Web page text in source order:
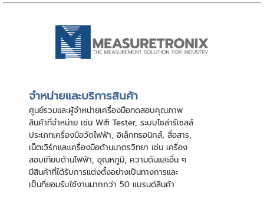
จําหน่ายและบริการสินค้า
ศูนย์รวมและผู้จําหน่ายเครื่องมือทดสอบคุณภาพ
สินค้าที่จําหน่าย เช่น Wifi Tester, ระบบโซล่าร์เซลล์
ประเภทเครื่องมือวัดไฟฟ้า, อิเล็กทรอนิกส์, สื่อสาร,
เน็ตเวิร์กและเครื่องมือด้านมาตรวิทยา เช่น เครื่อง
สอบเทียบด้านไฟฟ้า, อุณหภูมิ, ความดันและอื่น ๆ
มีสินค้าที่ได้รับการแต่งตั้งอย่างเป็นทางการและ
เป็นที่ยอมรับใช้งานมากกว่า 50 แบรนด์สินค้า